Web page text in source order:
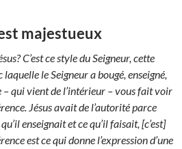
majestueux
C’est ce style du Seigneur, cette
le Seigneur a bougé, enseigné,
– qui vient de l’intérieur – vous fait voir
Jésus avait de l’autorité parce
enseignait et ce qu’il faisait, [c’est]
est ce qui donne l’expression d’une